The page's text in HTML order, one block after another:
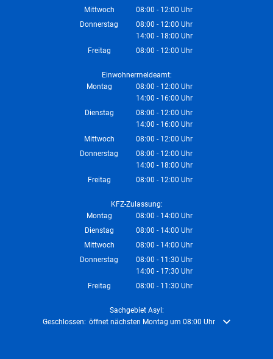
Von 14:00 bis 16:00 Uhr
Mittwoch 08:00 - 12:00 Uhr
Von 08:00 bis 12:00 Uhr
Donnerstag 08:00 - 12:00 Uhr
Von 08:00 bis 12:00 Uhr
14:00 - 18:00 Uhr
Von 14:00 bis 18:00 Uhr
Freitag 08:00 - 12:00 Uhr
Einwohnermeldeamt:
Montag
08:00 - 12:00 Uhr
Von 08:00 bis 12:00 Uhr
14:00 - 16:00 Uhr
Von 14:00 bis 16:00 Uhr
Dienstag 08:00 - 12:00 Uhr
Von 08:00 bis 12:00 Uhr
14:00 - 16:00 Uhr
Von 14:00 bis 16:00 Uhr
Mittwoch 08:00 - 12:00 Uhr
Von 08:00 bis 12:00 Uhr
Donnerstag 08:00 - 12:00 Uhr
Von 08:00 bis 12:00 Uhr
14:00 - 18:00 Uhr
Von 14:00 bis 18:00 Uhr
Freitag 08:00 - 12:00 Uhr
KFZ-Zulassung:
Montag
08:00 - 14:00 Uhr
Von 08:00 bis 14:00 Uhr
Dienstag 08:00 - 14:00 Uhr
Von 08:00 bis 14:00 Uhr
Mittwoch 08:00 - 14:00 Uhr
Von 08:00 bis 14:00 Uhr
Donnerstag 08:00 - 11:30 Uhr
Von 08:00 bis 11:30 Uhr
14:00 - 17:30 Uhr
Von 14:00 bis 17:30 Uhr
Freitag 08:00 - 11:30 Uhr
Sachgebiet Asyl:
Klicken, um weitere Öffnungs- oder Schließzeiten auszublenden
Geschlossen: öffnet nächsten Montag um 08:00 Uhr